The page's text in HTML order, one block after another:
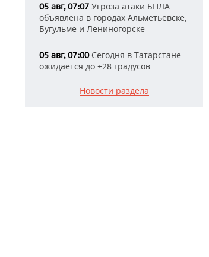
05 авг, 07:07 Угроза атаки БПЛА
объявлена в городах Альметьевске,
Бугульме и Лениногорске
05 авг, 07:00Сегодня в Татарстане
ожидается до +28 градусов
Новости раздела